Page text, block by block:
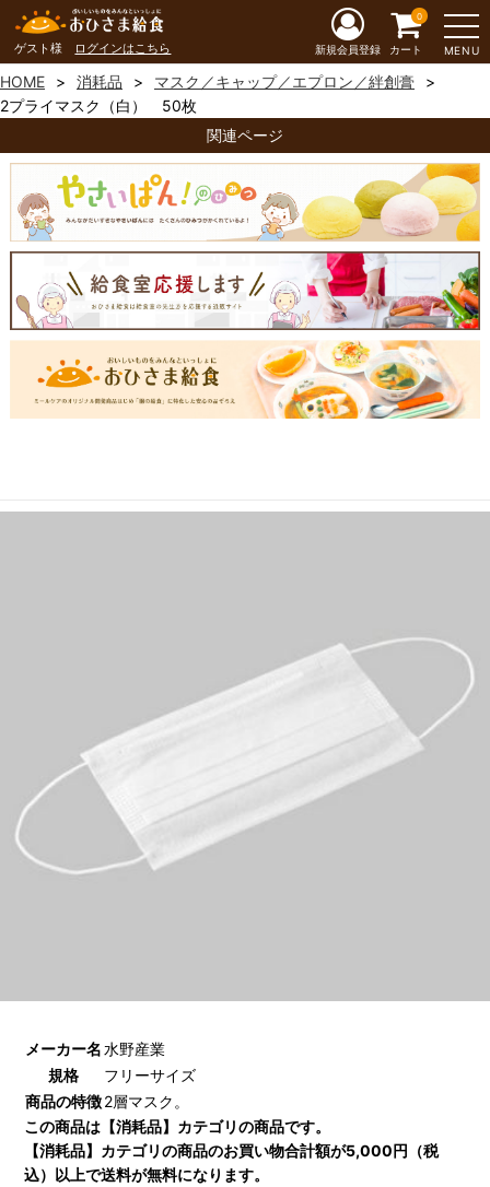
ゲスト様 ログインはこちら MENU
新規会員登録 カート
0
HOME 消耗品
マスク／キャップ／エプロン／絆創膏
2プライマスク（白） 50枚
関連ページ
メーカー名水野産業
規格
フリーサイズ
商品の特徴2層マスク。
この商品は【消耗品】カテゴリの商品です。
【消耗品】カテゴリの商品のお買い物合計額が5,000円（税
込）以上で送料が無料になります。